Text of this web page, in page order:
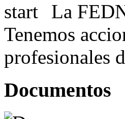
La
Tenemos
profesionales
Documentos